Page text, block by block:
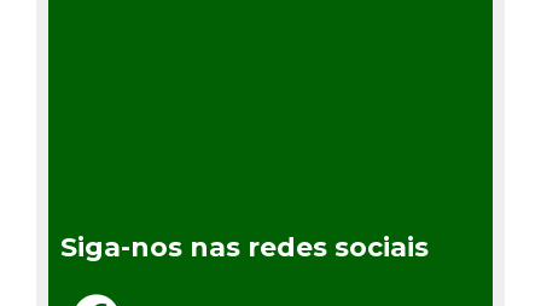
Siga-nos nas redes sociais